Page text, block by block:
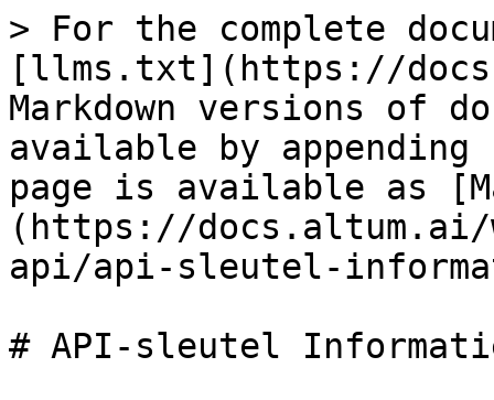
> For the complete
[llms.txt](https://
Markdown versions of
available by
page is available as
(https://docs.altum.ai/
api/api-sleutel-
# API-sleutel